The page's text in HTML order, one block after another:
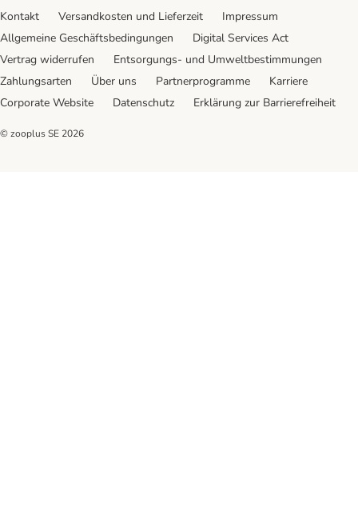
Kontakt Versandkosten und Lieferzeit
Impressum
Allgemeine Geschäftsbedingungen
Digital Services Act
Vertrag widerrufen
Entsorgungs- und Umweltbestimmungen
Zahlungsarten
Über uns Partnerprogramme
Karriere
Corporate Website
Datenschutz Erklärung zur Barrierefreiheit
© zooplus SE 2026